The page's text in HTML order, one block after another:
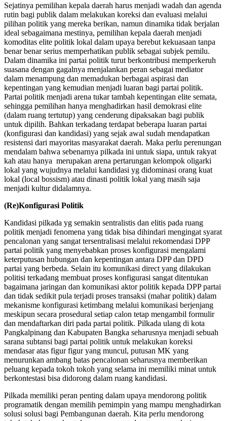
Sejatinya pemilihan kepala daerah harus menjadi wadah dan agenda
rutin bagi publik dalam melakukan koreksi dan evaluasi melalui
pilihan politik yang mereka berikan, namun dinamika tidak berjalan
ideal sebagaimana mestinya, pemilihan kepala daerah menjadi
komoditas elite politik lokal dalam upaya berebut kekuasaan tanpa
benar benar serius memperhatikan publik sebagai subjek pemilu.
Dalam dinamika ini partai politik turut berkontribusi memperkeruh
suasana dengan gagalnya menjalankan peran sebagai mediator
dalam menampung dan memadukan berbagai aspirasi dan
kepentingan yang kemudian menjadi luaran bagi partai politik.
Partai politik menjadi arena tukar tambah kepentingan elite semata,
sehingga pemilihan hanya menghadirkan hasil demokrasi elite
(dalam ruang tertutup) yang cenderung dipaksakan bagi publik
untuk dipilih. Bahkan terkadang terdapat beberapa luaran partai
(konfigurasi dan kandidasi) yang sejak awal sudah mendapatkan
resistensi dari mayoritas masyarakat daerah. Maka perlu perenungan
mendalam bahwa sebenarnya pilkada ini untuk siapa, untuk rakyat
kah atau hanya merupakan arena pertarungan kelompok oligarki
lokal yang wujudnya melalui kandidasi yg didominasi orang kuat
lokal (local bossism) atau dinasti politik lokal yang masih saja
menjadi kultur didalamnya.
(Re)Konfigurasi Politik
Kandidasi pilkada yg semakin sentralistis dan elitis pada ruang
politik menjadi fenomena yang tidak bisa dihindari mengingat syarat
pencalonan yang sangat tersentralisasi melalui rekomendasi DPP
partai politik yang menyebabkan proses konfigurasi mengalami
keterputusan hubungan dan kepentingan antara DPP dan DPD
partai yang berbeda. Selain itu komunikasi direct yang dilakukan
politisi terkadang membuat proses konfigurasi sangat ditentukan
bagaimana jaringan dan komunikasi aktor politik kepada DPP partai
dan tidak sedikit pula terjadi proses transaksi (mahar politik) dalam
mekanisme konfigurasi ketimbang melalui komunikasi berjenjang
meskipun secara prosedural setiap calon tetap mengambil formulir
dan mendaftarkan diri pada partai politik. Pilkada ulang di kota
Pangkalpinang dan Kabupaten Bangka seharusnya menjadi sebuah
sarana subtansi bagi partai politik untuk melakukan koreksi
mendasar atas figur figur yang muncul, putusan MK yang
menurunkan ambang batas pencalonan seharusnya memberikan
peluang kepada tokoh tokoh yang selama ini memiliki minat untuk
berkontestasi bisa didorong dalam ruang kandidasi.
Pilkada memiliki peran penting dalam upaya mendorong politik
programatik dengan memilih pemimpin yang mampu menghadirkan
solusi solusi bagi Pembangunan daerah. Kita perlu mendorong